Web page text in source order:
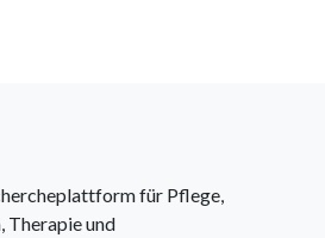
für Pflege,
Therapie und